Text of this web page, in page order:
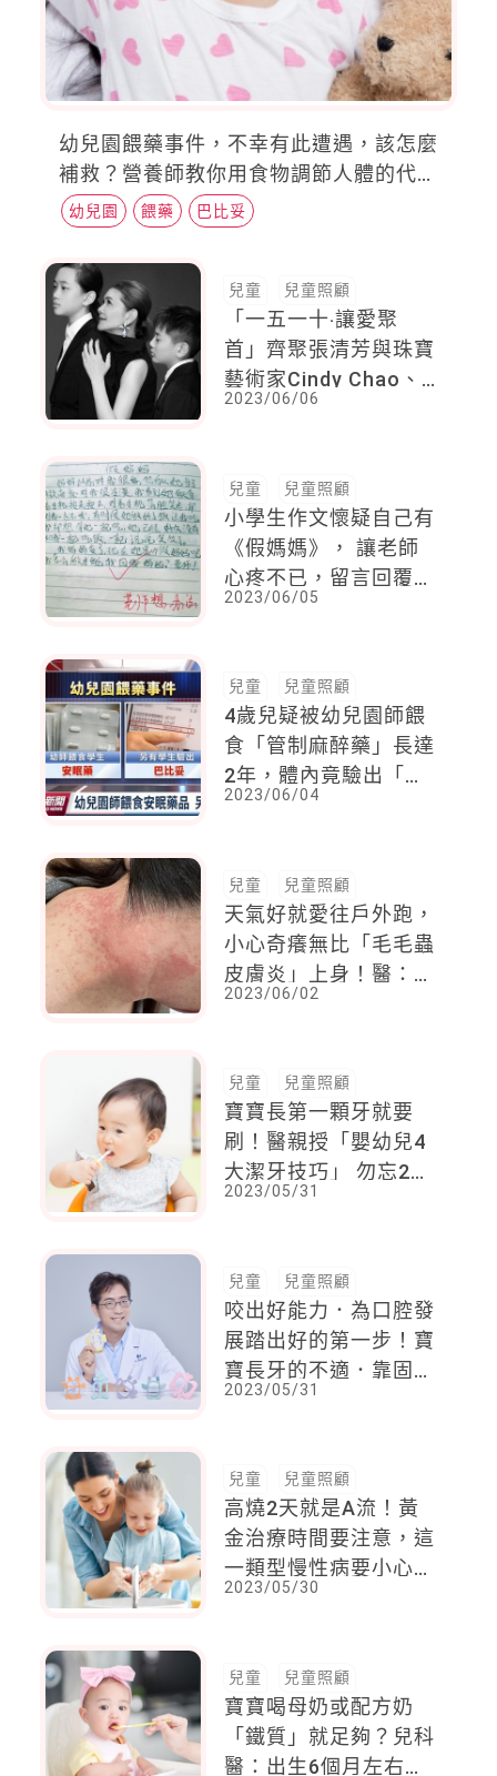
幼兒園餵藥事件，不幸有此遭遇，該怎麼
補救？營養師教你用食物調節人體的代謝
排毒途徑
幼兒園 餵藥 巴比妥
兒童 兒童照顧
「一五一十‧讓愛聚
首」齊聚張清芳與珠寶
藝術家Cindy Chao、
製作人陳鎮川、攝影大
2023/06/06
兒童 兒童照顧
小學生作文懷疑自己有
《假媽媽》， 讓老師
心疼不已，留言回覆：
我想想辦法，幫你找回
2023/06/05
兒童 兒童照顧
4歲兒疑被幼兒園師餵
食「管制麻醉藥」長達
2年，體內竟驗出「巴
比妥」父自責：沒有臉
2023/06/04
兒童 兒童照顧
天氣好就愛往戶外跑，
小心奇癢無比「毛毛蟲
皮膚炎」上身！醫：除
接觸到蟲體、隨風飄散
2023/06/02
兒童 兒童照顧
寶寶長第一顆牙就要
刷！醫親授「嬰幼兒4
大潔牙技巧」 勿忘2項
免費醫療服務
2023/05/31
兒童 兒童照顧
咬出好能力．為口腔發
展踏出好的第一步！寶
寶長牙的不適．靠固齒
器緩解
2023/05/31
兒童 兒童照顧
高燒2天就是A流！黃
金治療時間要注意，這
一類型慢性病要小心用
藥
2023/05/30
兒童 兒童照顧
寶寶喝母奶或配方奶
「鐵質」就足夠？兒科
醫：出生6個月左右會